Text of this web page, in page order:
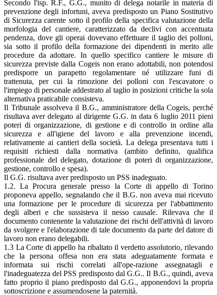
Secondo l'isp. R.F., G.G., munito di delega notarile in materia di
prevenzione degli infortuni, aveva predisposto un Piano Sostitutivo
di Sicurezza carente sotto il profilo della specifica valutazione della
morfologia del cantiere, caratterizzato da declivi con accentuata
pendenza, dove gli operai dovevano effettuare il taglio dei polloni,
sia sotto il profilo della formazione dei dipendenti in merito alle
procedure da adottare. In quello specifico cantiere le misure di
sicurezza previste dalla Cogeis non erano adottabili, non potendosi
predisporre un parapetto regolamentare né utilizzare funi di
trattenuta, per cui la rimozione dei polloni con l'escavatore o
l'impiego di personale addestrato al taglio in posizioni critiche la sola
alternativa praticabile consisteva.
Il Tribunale assolveva il B.G., amministratore della Cogeis, perché
risultava aver delegato al dirigente G.G. in data 6 luglio 2011 pieni
poteri di organizzazione, di gestione e di controllo in ordine alla
sicurezza e all'igiene del lavoro e alla prevenzione incendi,
relativamente ai cantieri della società. La delega presentava tutti i
requisiti richiesti dalla normativa (ambito definito, qualifica
professionale del delegato, dotazione di poteri di organizzazione,
gestione, controllo e spesa).
Il G.G. risultava aver predisposto un PSS inadeguato.
1.2. La Procura generale presso la Corte di appello di Torino
proponeva appello, segnalando che il B.G. non aveva mai ricevuto
una formazione per le procedure di sicurezza per l'abbattimento
degli alberi e che sussisteva il nesso causale. Rilevava che il
documento contenente la valutazione dei rischi dell'attività di lavoro
da svolgere e l'elaborazione di tale documento da parte del datore di
lavoro non erano delegabili.
1.3 La Corte di appello ha ribaltato il verdetto assolutorio, rilevando
che la persona offesa non era stata adeguatamente formata e
informata sui rischi correlati all'ope-razione assegnatagli e
l'inadeguatezza del PSS predisposto dal G.G.. Il B.G., quindi, aveva
fatto proprio il piano predisposto dal G.G., apponendovi la propria
sottoscrizione e assumendosene la paternità.